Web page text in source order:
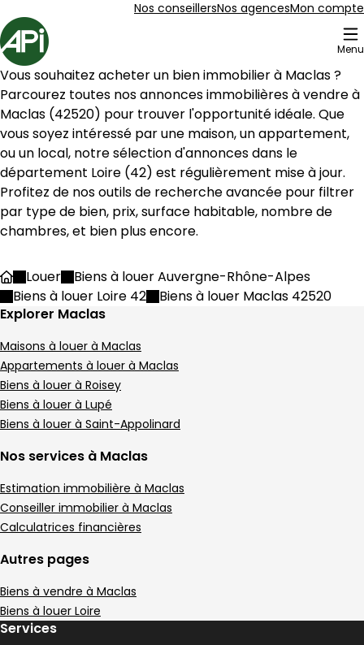
Nos conseillersNos agencesMon compte
Accueil
Menu
12 Bien en vente Maclas (42520)
116 m² 5 pièces Maclas
Aller à l'image1
Aller à l'image2
Aller à l'image3
Aller à l'image4
Aller à l'image5
Maclas - 42520
Maison • 5 pièces • 116 m²
DPE :
D 4 chambres
,
• 895 m² Saint-Jacques-d'Atticieux
Vous souhaitez acheter un bien immobilier à Maclas ?
Maclas (42520) pour trouver l'opportunité idéale. Que
vous soyez intéressé par une maison, un appartement,
ou un local, notre sélection d'annonces dans le
département Loire (42) est régulièrement mise à jour.
Profitez de nos outils de recherche avancée pour filtrer
par type de bien, prix, surface habitable, nombre de
chambres, et bien plus encore.
AccueilLouer
Biens à louer Auvergne-Rhône-Alpes
Biens à louer Loire 42
Biens à louer Maclas 42520
Explorer Maclas
Maisons à louer à Maclas
Appartements à louer à Maclas
Biens à louer à Roisey
Biens à louer à Lupé
Biens à louer à Saint-Appolinard
Nos services à Maclas
Estimation immobilière à Maclas
Conseiller immobilier à Maclas
Calculatrices financières
Autres pages
Biens à vendre à Maclas
Biens à louer Loire
Services